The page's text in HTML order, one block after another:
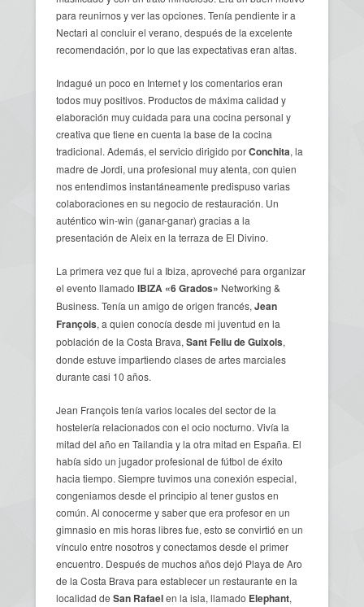
para reunirnos y ver las opciones. Tenía pendiente ir a
Nectari al concluir el verano, después de la excelente
recomendación, por lo que las expectativas eran altas.
Indagué un poco en Internet y los comentarios eran
todos muy positivos. Productos de máxima calidad y
elaboración muy cuidada para una cocina personal y
creativa que tiene en cuenta la base de la cocina
tradicional. Además, el servicio dirigido porConchita, la
madre de Jordi, una profesional muy atenta, con quien
nos entendimos instantáneamente predispuso varias
colaboraciones en su negocio de restauración. Un
auténtico win-win (ganar-ganar) gracias a la
presentación de Aleix en la terraza de El Divino.
La primera vez que fui a Ibiza, aproveché para organizar
el evento llamado IBIZA «6 Grados» Networking &
Business. Tenía un amigo de origen francés, Jean
François, a quien conocía desde mi juventud en la
población de la Costa Brava, Sant Feliu de Guixols,
donde estuve impartiendo clases de artes marciales
durante casi 10 años.
Jean François tenía varios locales del sector de la
hostelería relacionados con el ocio nocturno. Vivía la
mitad del año en Tailandia y la otra mitad en España. El
había sido un jugador profesional de fútbol de éxito
hacia tiempo. Siempre tuvimos una conexión especial,
congeniamos desde el principio al tener gustos en
común. Al conocerme y saber que era profesor en un
gimnasio en mis horas libres fue, esto se convirtió en un
vínculo entre nosotros y conectamos desde el primer
encuentro. Después de muchos años dejó Playa de Aro
de la Costa Brava para establecer un restaurante en la
localidad de San Rafaelen la isla, llamado Elephant,